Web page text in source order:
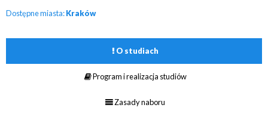
Dostępne miasta:Kraków
O studiach
Program i realizacja studiów
Zasady naboru